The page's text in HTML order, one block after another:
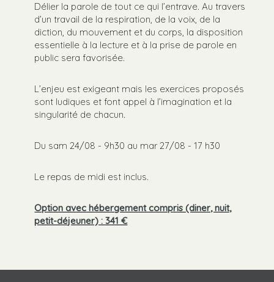
Délier la parole de tout ce qui l’entrave. Au travers
d’un travail de la respiration, de la voix, de la
diction, du mouvement et du corps, la disposition
essentielle à la lecture et à la prise de parole en
public sera favorisée.
L’enjeu est exigeant mais les exercices proposés
sont ludiques et font appel à l’imagination et la
singularité de chacun.
Du sam 24/08 - 9h30 au mar 27/08 - 17 h30
Le repas de midi est inclus.
Option avec hébergement compris (diner, nuit,
petit-déjeuner) : 341 €